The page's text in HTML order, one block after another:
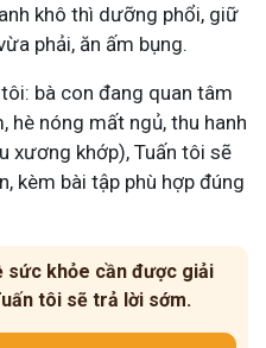
khô thì dưỡng phổi, giữ
phải, ăn ấm bụng.
bà con đang quan tâm
hè nóng mất ngủ, thu hanh
xương khớp), Tuấn tôi sẽ
kèm bài tập phù hợp đúng
sức khỏe cần được giải
tôi sẽ trả lời sớm.